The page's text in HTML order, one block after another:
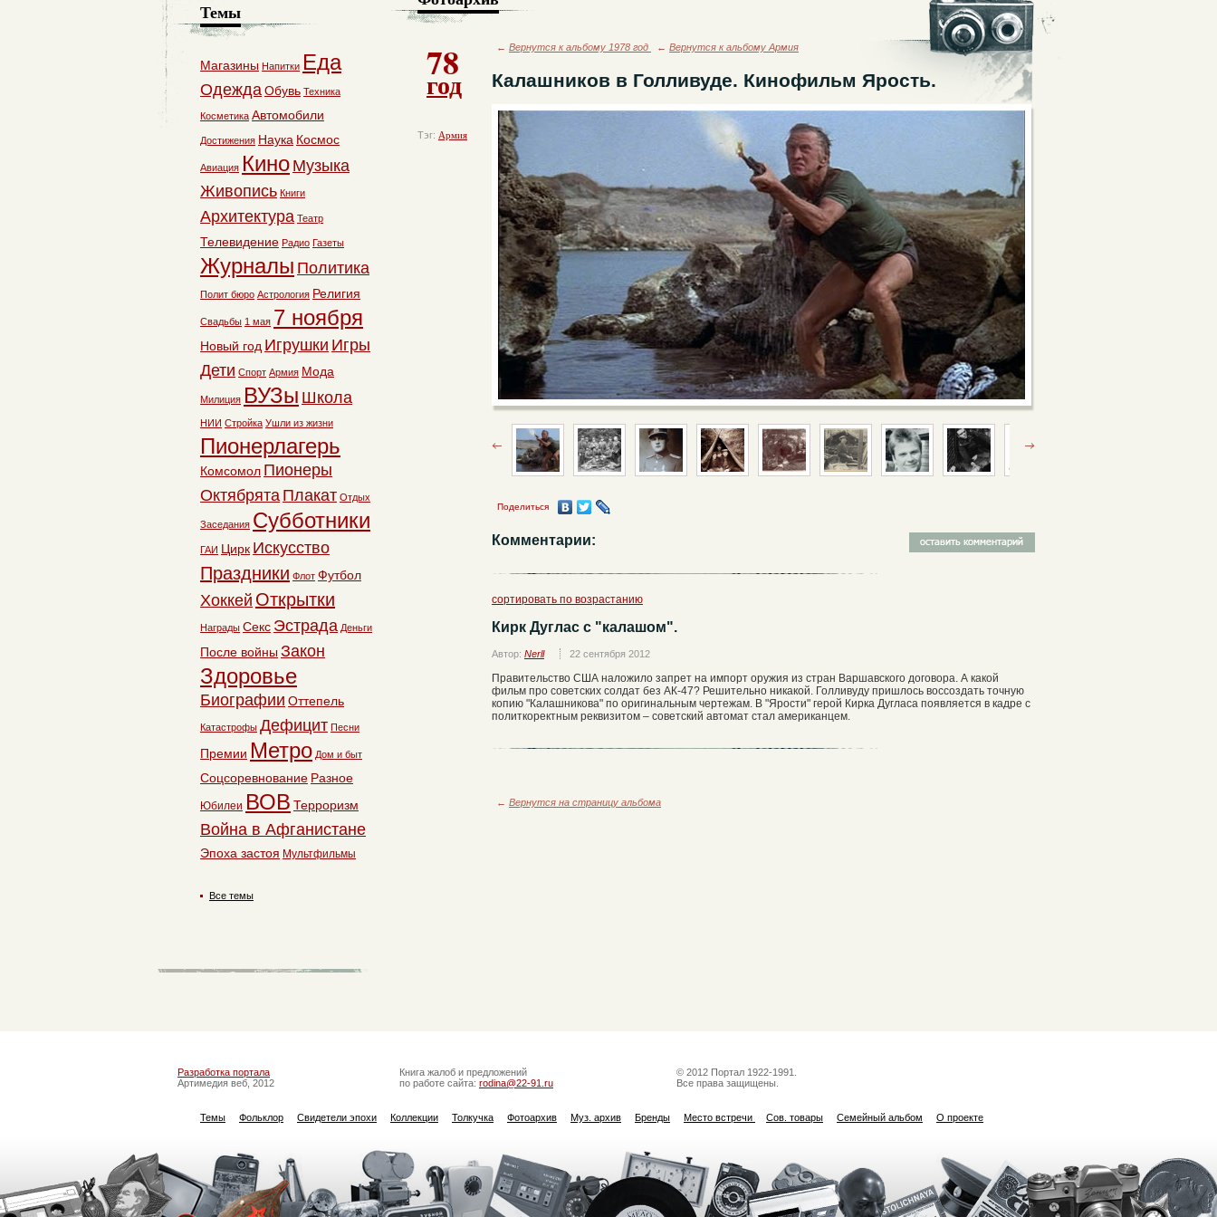
78
год
Тэг: Армия
← Вернутся к альбому 1978 год ← Вернутся к альбому Армия
Калашников в Голливуде. Кинофильм Ярость.
Поделиться
Комментарии:
сортировать по возрастанию
Кирк Дуглас с "калашом".
Автор: Nerll 22 сентября 2012
Правительство США наложило запрет на импорт оружия из стран Варшавского договора. А какой
фильм про советских солдат без АК-47? Решительно никакой. Голливуду пришлось воссоздать точную
копию "Калашникова" по оригинальным чертежам. В "Ярости" герой Кирка Дугласа появляется в кадре с
политкоректным реквизитом – советский автомат стал американцем.
← Вернутся на страницу альбома
Темы
Магазины Напитки Еда
ОдеждаОбувь Техника
Косметика Автомобили
Достижения Наука Космос
Авиация Кино Музыка
Живопись Книги
Архитектура Театр
Телевидение Радио Газеты
Журналы Политика
Полит бюро Астрология Религия
Свадьбы 1 мая 7 ноября
Новый год Игрушки Игры
Дети Спорт Армия Мода
Милиция ВУЗы Школа
НИИ Стройка Ушли из жизни
Пионерлагерь
Комсомол Пионеры
Октябрята Плакат Отдых
Заседания Субботники
ГАИ Цирк Искусство
Праздники Флот Футбол
Хоккей Открытки
Награды Секс Эстрада Деньги
После войны Закон
Здоровье
Биографии Оттепель
Катастрофы Дефицит Песни
Премии Метро Дом и быт
Соцсоревнование Разное
Юбилеи ВОВ Терроризм
Война в Афганистане
Эпоха застоя Мультфильмы
Все темы
Разработка портала
Артимедия веб, 2012
Книга жалоб и предложений
по работе сайта: rodina@22-91.ru
© 2012 Портал 1922-1991.
Все права защищены.
Темы Фольклор Свидетели эпохи Коллекции Толкучка Фотоархив Муз. архив Бренды Место встречи Сов. товары Семейный альбом О проекте